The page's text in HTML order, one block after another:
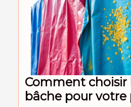
Comment choisir
bâche pour votre